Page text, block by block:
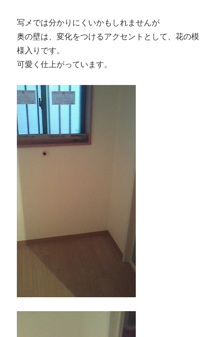
写メでは分かりにくいかもしれませんが
奥の壁は、変化をつけるアクセントとして、花の模
様入りです。
可愛く仕上がっています。